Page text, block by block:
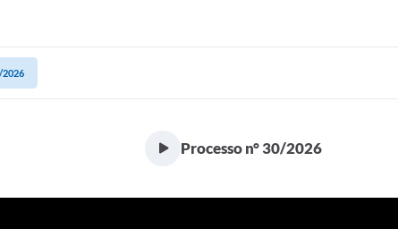
2026
Processo n° 30/2026